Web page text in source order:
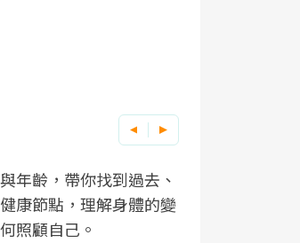
年齡，帶你找到過去、
康節點，理解身體的變
照顧自己。